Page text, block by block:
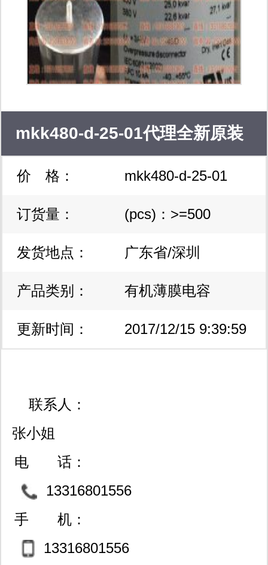
mkk480-d-25-01代理全新原装
进口epcos电容器
价 格： mkk480-d-25-01
订货量： (pcs)：>=500
发货地点： 广东省/深圳
产品类别： 有机薄膜电容
更新时间： 2017/12/15 9:39:59
联系人：
张小姐
电 话：
13316801556
手 机：
13316801556